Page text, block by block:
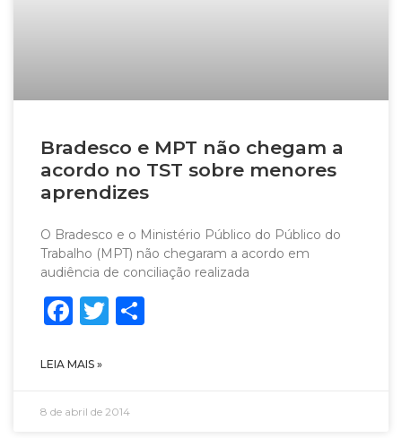
Bradesco e MPT não chegam a
acordo no TST sobre menores
aprendizes
O Bradesco e o Ministério Público do Público do
Trabalho (MPT) não chegaram a acordo em
audiência de conciliação realizada
Facebook
Twitter
LEIA MAIS »
8 de abril de 2014